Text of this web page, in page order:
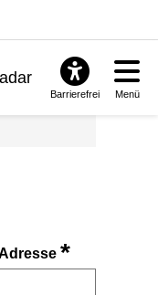
Barrierefrei Menü
*